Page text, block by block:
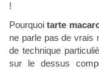
!
Pourquoitarte
ne parle pas de vrais
de technique
sur le dessus